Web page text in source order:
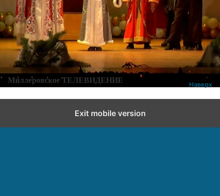
Категории: Новости,Новости города и района
Добавить комментарий
Миллеровское ТЕЛЕВИДЕНИЕ Наверх
Exit mobile version